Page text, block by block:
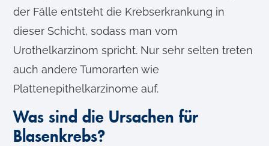
der Fälle entsteht die Krebserkrankung in
dieser Schicht, sodass man vom
Urothelkarzinom spricht. Nur sehr selten treten
auch andere Tumorarten wie
Plattenepithelkarzinome auf.
Was sind die Ursachen für
Blasenkrebs?